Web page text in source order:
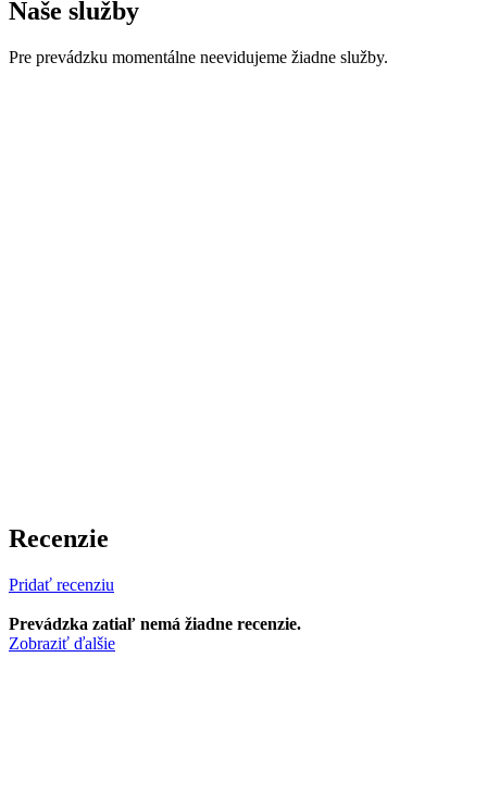
Naše služby
Pre prevádzku momentálne neevidujeme žiadne služby.
Recenzie
Pridať recenziu
Prevádzka zatiaľ nemá žiadne recenzie.
Zobraziť ďalšie